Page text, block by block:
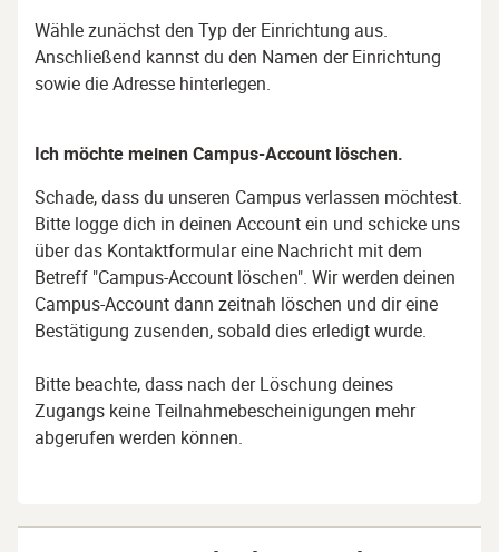
Wähle zunächst den Typ der Einrichtung aus.
Anschließend kannst du den Namen der Einrichtung
sowie die Adresse hinterlegen.
Ich möchte meinen Campus-Account löschen.
Schade, dass du unseren Campus verlassen möchtest.
Bitte logge dich in deinen Account ein und schicke uns
über das Kontaktformular eine Nachricht mit dem
Betreff "Campus-Account löschen". Wir werden deinen
Campus-Account dann zeitnah löschen und dir eine
Bestätigung zusenden, sobald dies erledigt wurde.
Bitte beachte, dass nach der Löschung deines
Zugangs keine Teilnahmebescheinigungen mehr
abgerufen werden können.